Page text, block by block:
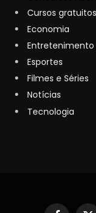
Cursos gratuitos
Economia
Entretenimento
Esportes
Filmes e Séries
Notícias
Tecnologia